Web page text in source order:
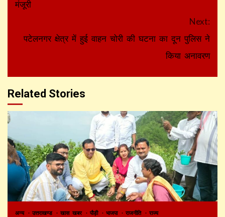
मंजूरी
Next:
पटेलनगर क्षेत्र में हुई वाहन चोरी की घटना का दून पुलिस ने
किया अनावरण
Related Stories
अन्य उत्तराखण्ड खास खबर पौड़ी भाजपा राजनीति राज्य